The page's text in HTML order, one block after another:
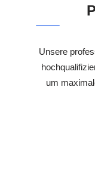
Unsere
um